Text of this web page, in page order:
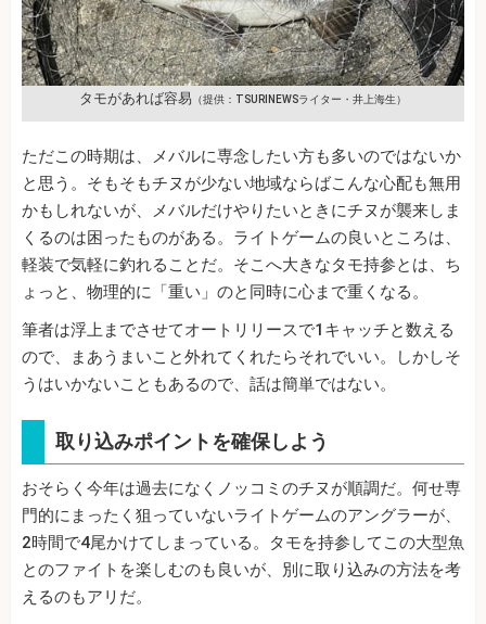
タモがあれば容易 （提供：TSURINEWSライター・井上海生）
ただこの時期は、メバルに専念したい方も多いのではないか
と思う。そもそもチヌが少ない地域ならばこんな心配も無用
かもしれないが、メバルだけやりたいときにチヌが襲来しま
くるのは困ったものがある。ライトゲームの良いところは、
軽装で気軽に釣れることだ。そこへ大きなタモ持参とは、ち
ょっと、物理的に「重い」のと同時に心まで重くなる。
筆者は浮上までさせてオートリリースで1キャッチと数える
ので、まあうまいこと外れてくれたらそれでいい。しかしそ
うはいかないこともあるので、話は簡単ではない。
取り込みポイントを確保しよう
おそらく今年は過去になくノッコミのチヌが順調だ。何せ専
門的にまったく狙っていないライトゲームのアングラーが、
2時間で4尾かけてしまっている。タモを持参してこの大型魚
とのファイトを楽しむのも良いが、別に取り込みの方法を考
えるのもアリだ。